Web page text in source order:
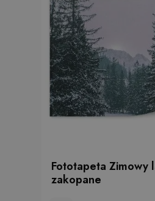
Fototapeta Zimowy
zakopane